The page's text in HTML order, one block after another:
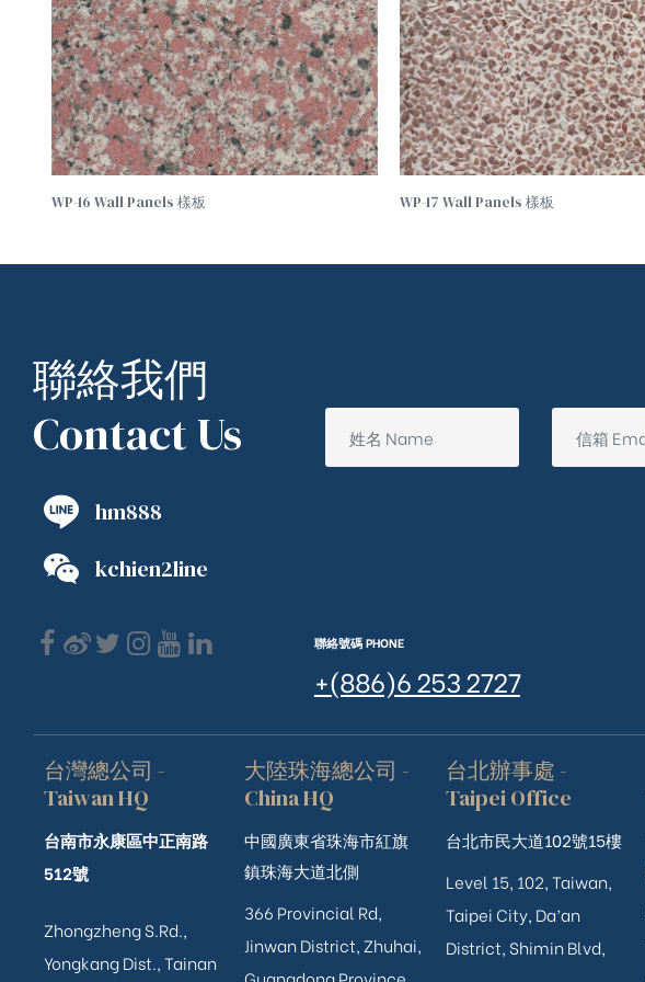
WP-16 Wall Panels 樣板 WP-17 Wall Panels 樣板
聯絡我們
Contact Us
hm888
kchien2line
聯絡號碼 PHONE
+(886)6 253 2727
台灣總公司 -
Taiwan HQ
台南市永康區中正南路
512號
Zhongzheng S.Rd.,
Yongkang Dist., Tainan
大陸珠海總公司 -
China HQ
中國廣東省珠海市紅旗
鎮珠海大道北側
366 Provincial Rd,
Jinwan District, Zhuhai,
台北辦事處 -
Taipei Office
台北市民大道102號15樓
Level 15, 102, Taiwan,
Taipei City, Da’an
District, Shimin Blvd,